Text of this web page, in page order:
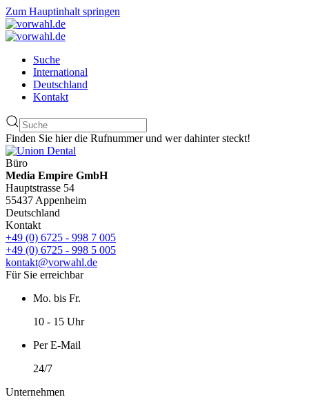
Zum Hauptinhalt springen
Suche
International
Deutschland
Kontakt
Finden Sie hier die Rufnummer und wer dahinter steckt!
Büro
Media Empire GmbH
Hauptstrasse 54
55437 Appenheim
Deutschland
Kontakt
+49 (0) 6725 - 998 7 005
+49 (0) 6725 - 998 5 005
kontakt@vorwahl.de
Für Sie erreichbar
Mo. bis Fr.
10 - 15 Uhr
Per E-Mail
24/7
Unternehmen